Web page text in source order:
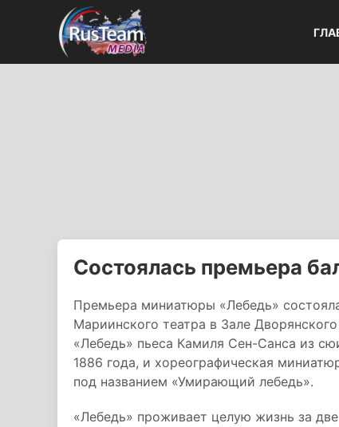
Состоялась премьера
Премьера миниатюры «Лебедь»
Мариинского театра в Зале
«Лебедь» пьеса Камиля Сен-Санса из
1886 года, и хореографическая
под названием «Умирающий лебедь».
«Лебедь» проживает целую жизнь за